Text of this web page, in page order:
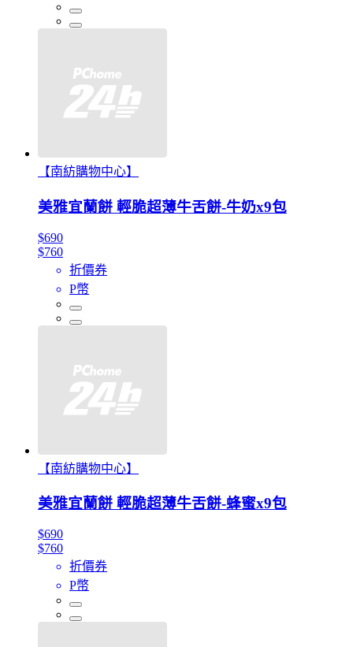
【南紡購物中心】
美雅宜蘭餅 輕脆超薄牛舌餅-牛奶x9包
$690
$760
折價券
P幣
【南紡購物中心】
美雅宜蘭餅 輕脆超薄牛舌餅-蜂蜜x9包
$690
$760
折價券
P幣